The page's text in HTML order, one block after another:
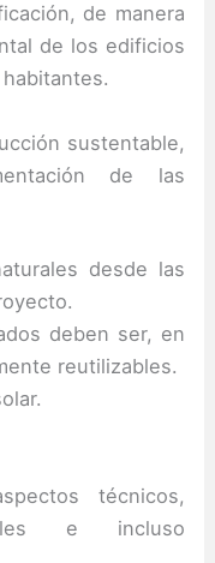
de manera
de los edificios
sustentable,
de las
desde las
deben ser, en
reutilizables.
técnicos,
e incluso